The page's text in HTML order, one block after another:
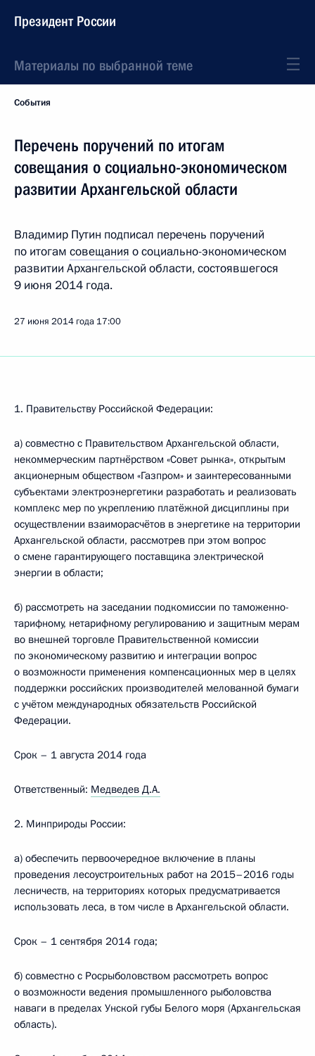
Президент России
Материалы по выбранной теме
События
Перечень поручений по итогам
совещания о социально-экономическом
развитии Архангельской области
Владимир Путин подписал перечень поручений
по итогам совещания о социально-экономическом
развитии Архангельской области, состоявшегося
9 июня 2014 года.
27 июня 2014 года 17:00
1. Правительству Российской Федерации:
а) совместно с Правительством Архангельской области,
некоммерческим партнёрством «Совет рынка», открытым
акционерным обществом «Газпром» и заинтересованными
субъектами электроэнергетики разработать и реализовать
комплекс мер по укреплению платёжной дисциплины при
осуществлении взаиморасчётов в энергетике на территории
Архангельской области, рассмотрев при этом вопрос
о смене гарантирующего поставщика электрической
энергии в области;
б) рассмотреть на заседании подкомиссии по таможенно-
тарифному, нетарифному регулированию и защитным мерам
во внешней торговле Правительственной комиссии
по экономическому развитию и интеграции вопрос
о возможности применения компенсационных мер в целях
поддержки российских производителей мелованной бумаги
с учётом международных обязательств Российской
Федерации.
Срок – 1 августа 2014 года
Ответственный: Медведев Д.А.
2. Минприроды России:
а) обеспечить первоочередное включение в планы
проведения лесоустроительных работ на 2015–2016 годы
лесничеств, на территориях которых предусматривается
использовать леса, в том числе в Архангельской области.
Срок – 1 сентября 2014 года;
б) совместно с Росрыболовством рассмотреть вопрос
о возможности ведения промышленного рыболовства
наваги в пределах Унской губы Белого моря (Архангельская
область).